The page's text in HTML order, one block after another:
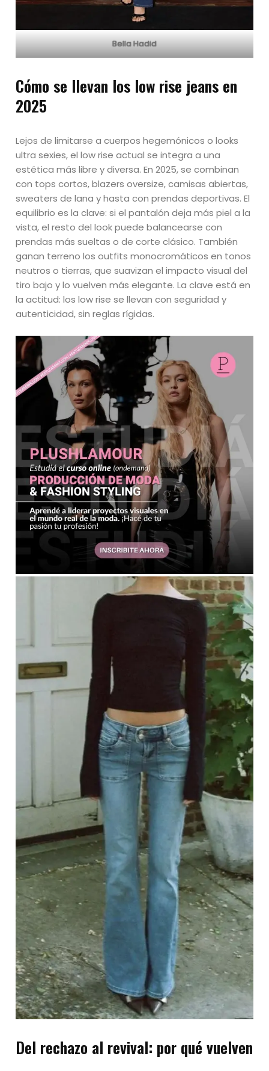
Bella Hadid
Cómo se llevan los low rise jeans en
2025
Lejos de limitarse a cuerpos hegemónicos o looks
ultra sexies, el low rise actual se integra a una
estética más libre y diversa. En 2025, se combinan
con tops cortos, blazers oversize, camisas abiertas,
sweaters de lana y hasta con prendas deportivas. El
equilibrio es la clave: si el pantalón deja más piel a la
vista, el resto del look puede balancearse con
prendas más sueltas o de corte clásico. También
ganan terreno los outfits monocromáticos en tonos
neutros o tierras, que suavizan el impacto visual del
tiro bajo y lo vuelven más elegante. La clave está en
la actitud: los low rise se llevan con seguridad y
autenticidad, sin reglas rígidas.
Del rechazo al revival: por qué vuelven